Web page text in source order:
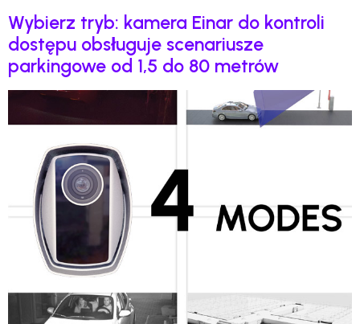
Wybierz tryb: kamera Einar do kontroli
dostępu obsługuje scenariusze
parkingowe od 1,5 do 80 metrów